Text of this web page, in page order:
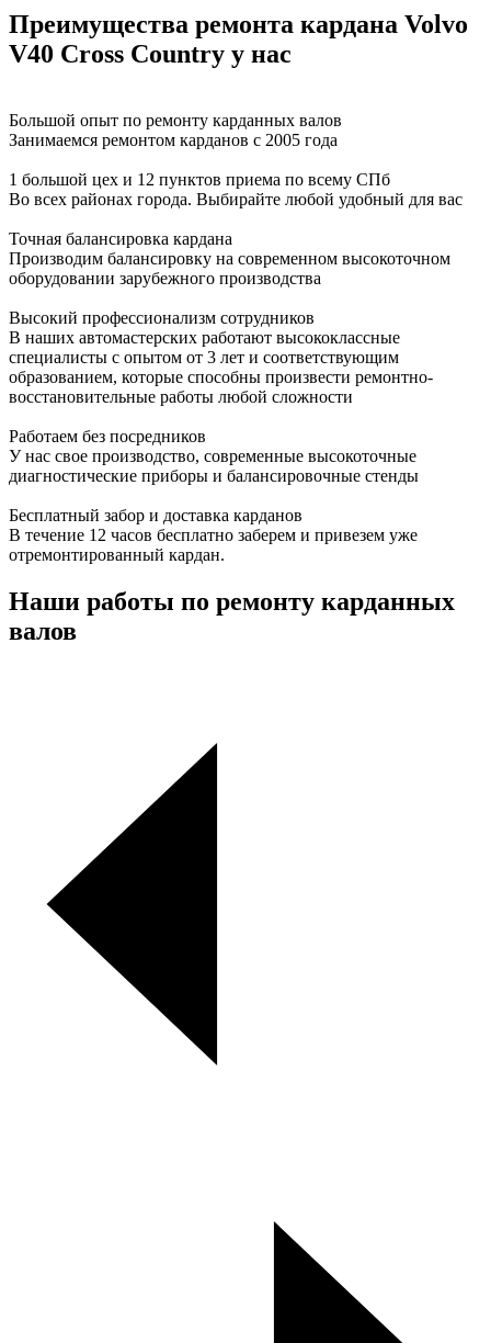
Преимущества ремонта кардана Volvo
V40 Cross Country у нас
Большой опыт по ремонту карданных валов
Занимаемся ремонтом карданов с 2005 года
1 большой цех и 12 пунктов приема по всему СПб
Во всех районах города. Выбирайте любой удобный для вас
Точная балансировка кардана
Производим балансировку на современном высокоточном
оборудовании зарубежного производства
Высокий профессионализм сотрудников
В наших автомастерских работают высококлассные
специалисты с опытом от 3 лет и соответствующим
образованием, которые способны произвести ремонтно-
восстановительные работы любой сложности
Работаем без посредников
У нас свое производство, современные высокоточные
диагностические приборы и балансировочные стенды
Бесплатный забор и доставка карданов
В течение 12 часов бесплатно заберем и привезем уже
отремонтированный кардан.
Наши работы по ремонту карданных
валов